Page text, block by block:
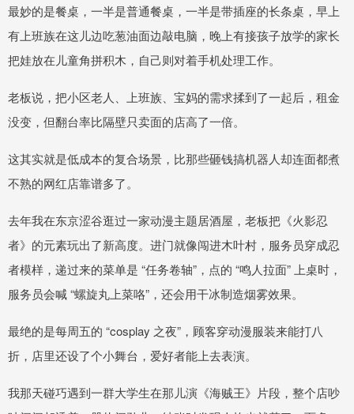
最妙的是餐桌，一半是普通餐桌，一半是带插座的长条桌，早上
有上班族在这儿边吃葱油面边敲电脑，晚上有接孩子放学的家长
把娃放在儿童角拼积木，自己则对着手机处理工作。
老板说，把小区老人、上班族、宝妈的需求揉到了一起后，租金
没变，但翻台率比隔壁只卖面的店高了一倍。
这其实就是低成本的复合场景，比那些砸钱搞机器人却连面都煮
不熟的网红店靠谱多了。
去年我在东京涩谷逛过一家动漫主题居酒屋，老板把《火影忍
者》的元素玩出了新高度。进门就像闯进木叶村，服务员穿成忍
者模样，递过来的菜单是 “任务卷轴”，点的 “鸣人拉面” 上桌时，
服务员会喊 “螺旋丸上菜咯”，还会用干冰制造烟雾效果。
最绝的是每周五的 “cosplay 之夜”，顾客穿动漫服装来能打八
折，店里还设了个小舞台，爱好者能上去表演。
我那天碰巧遇到一群大学生在那儿演《海贼王》片段，整个店吵